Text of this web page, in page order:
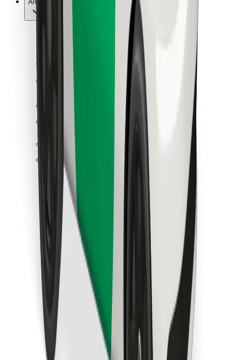
Annet
Vilkår og betingelser
Informasjonskapsler
Last ned Bolt-appen
Last ned Bolt Food-appen